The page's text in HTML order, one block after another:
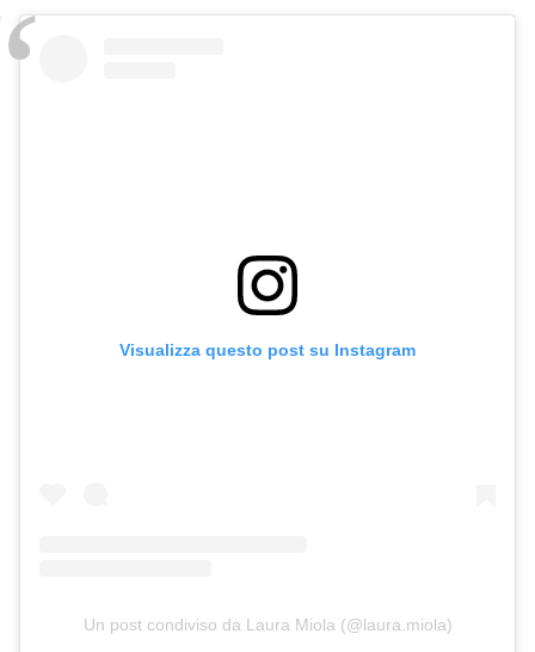
Visualizza questo post su Instagram
Un post condiviso da Laura Miola (@laura.miola)